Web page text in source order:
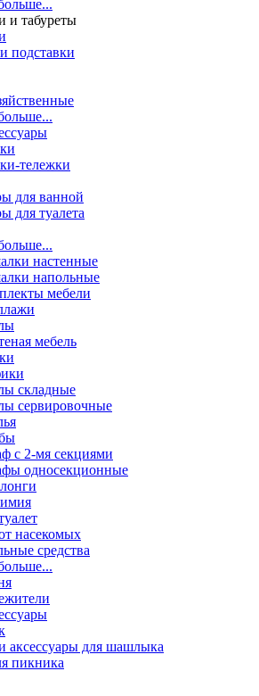
и табуреты
подставки
тележки
для ванной
для туалета
настенные
напольные
мебели
мебель
складные
сервировочные
с 2-мя секциями
односекционные
насекомых
средства
аксессуары для шашлыка
пикника